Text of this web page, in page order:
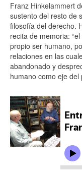
Franz Hinkelammert
sustento del resto de
filosofía del derecho.
recita de memoria:
propio ser humano,
relaciones en las
abandonado y
humano como eje